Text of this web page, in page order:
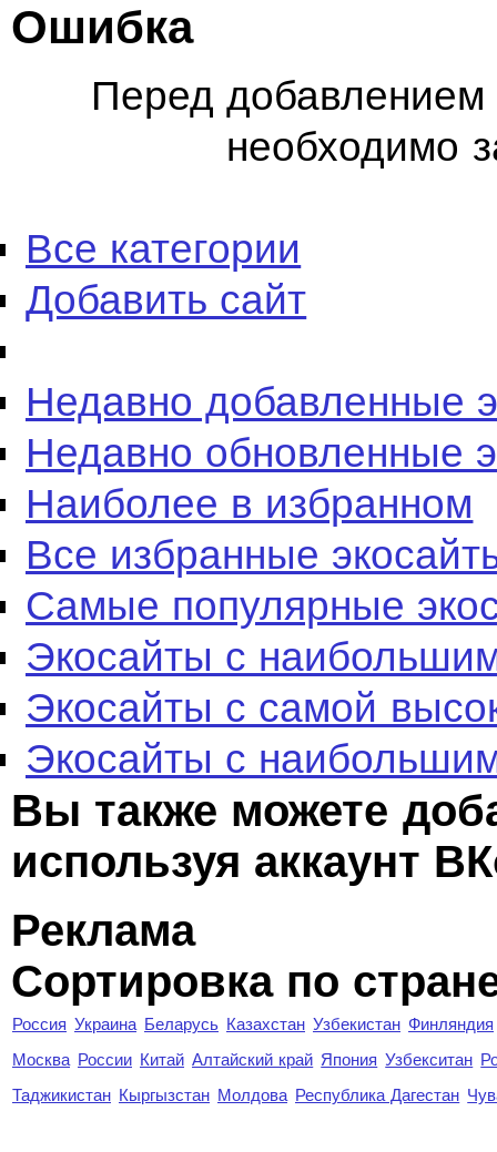
Ошибка
Перед добавлением
необходимо
Все категории
Добавить сайт
Недавно добавленные
Недавно обновленные
Наиболее в избранном
Все избранные
Самые популярные
Экосайты с
Экосайты с самой
Экосайты с
Вы также можете
используя аккаунт
Реклама
Сортировка по
Россия Украина Беларусь Казахстан Узбекистан Финляндия
Москва России Китай Алтайский край Япония Узбекситан
Таджикистан Кыргызстан Молдова Республика Дагестан